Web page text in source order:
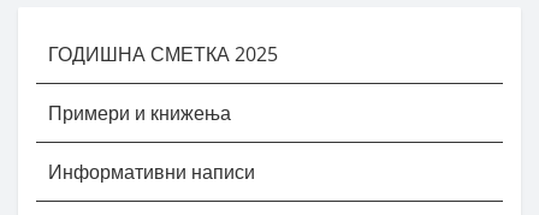
ГОДИШНА СМЕТКА 2025
Примери и книжења
Информативни написи